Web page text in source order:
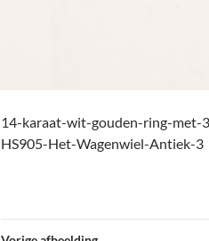
14-karaat-wit-gouden-ring-
HS905-Het-Wagenwiel-Antiek-3